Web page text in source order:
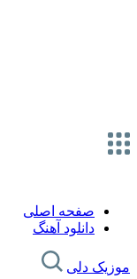
صفحه اصلی
دانلود آهنگ
موزیک دلی